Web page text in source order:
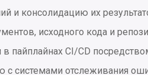
и консолидацию их
исходного кода и
пайплайнах CI/CD
системами отслеживания